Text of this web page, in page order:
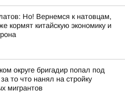
Но! Вернемся к натовцам,
кормят китайскую экономику и
округе бригадир попал под
то что нанял на стройку
мигрантов